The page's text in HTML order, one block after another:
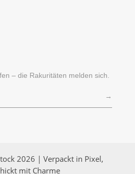
– die Rakuritäten melden sich.
→
2026 | Verpackt in Pixel,
mit Charme